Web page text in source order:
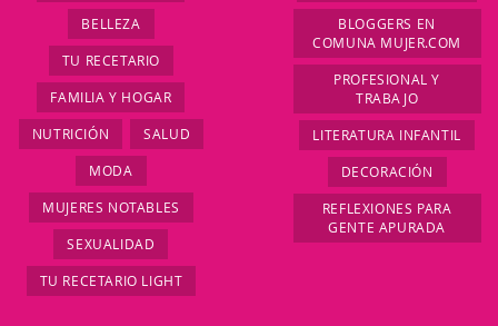
BELLEZA
TU RECETARIO
FAMILIA Y HOGAR
NUTRICIÓN SALUD
MODA
MUJERES NOTABLES
SEXUALIDAD
TU RECETARIO LIGHT
BLOGGERS EN
COMUNA MUJER.COM
PROFESIONAL Y
TRABAJO
LITERATURA INFANTIL
DECORACIÓN
REFLEXIONES PARA
GENTE APURADA